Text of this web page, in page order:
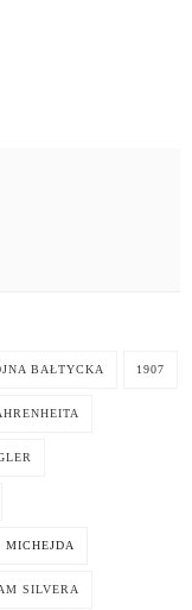
BAŁTYCKA 1907
MICHEJDA
SILVERA